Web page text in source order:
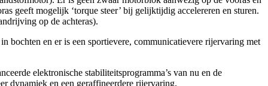
geeft mogelijk ‘torque steer’ bij gelijktijdig accelereren en sturen.
op de achteras).
bochten en er is een sportievere, communicatievere rijervaring met
elektronische stabiliteitsprogramma’s van nu en de
dynamiek en een geraffineerdere rijervaring.